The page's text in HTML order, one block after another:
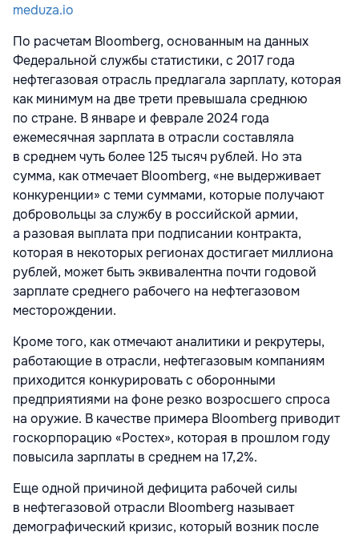
meduza.io
По расчетам Bloomberg, основанным на данных
Федеральной службы статистики, с 2017 года
нефтегазовая отрасль предлагала зарплату, которая
как минимум на две трети превышала среднюю
по стране. В январе и феврале 2024 года
ежемесячная зарплата в отрасли составляла
в среднем чуть более 125 тысяч рублей. Но эта
сумма, как отмечает Bloomberg, «не выдерживает
конкуренции» с теми суммами, которые получают
добровольцы за службу в российской армии,
а разовая выплата при подписании контракта,
которая в некоторых регионах достигает миллиона
рублей, может быть эквивалентна почти годовой
зарплате среднего рабочего на нефтегазовом
месторождении.
Кроме того, как отмечают аналитики и рекрутеры,
работающие в отрасли, нефтегазовым компаниям
приходится конкурировать с оборонными
предприятиями на фоне резко возросшего спроса
на оружие. В качестве примера Bloomberg приводит
госкорпорацию «Ростех», которая в прошлом году
повысила зарплаты в среднем на 17,2%.
Еще одной причиной дефицита рабочей силы
в нефтегазовой отрасли Bloomberg называет
демографический кризис, который возник после